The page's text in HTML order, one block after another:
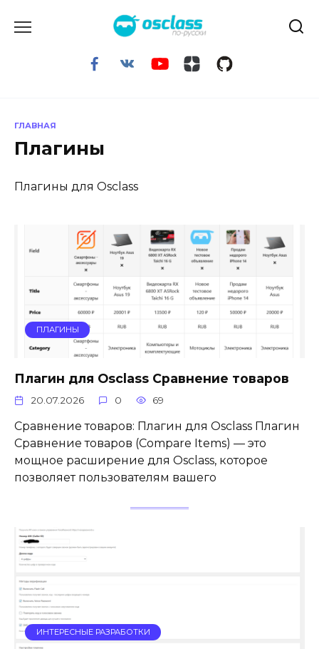
ГЛАВНАЯ
Плагины
Плагины для Osclass
ПЛАГИНЫ
Плагин для Osclass Сравнение товаров
20.07.2026 0 69
Сравнение товаров: Плагин для Osclass Плагин
Сравнение товаров (Compare Items) — это
мощное расширение для Osclass, которое
позволяет пользователям вашего
ИНТЕРЕСНЫЕ РАЗРАБОТКИ